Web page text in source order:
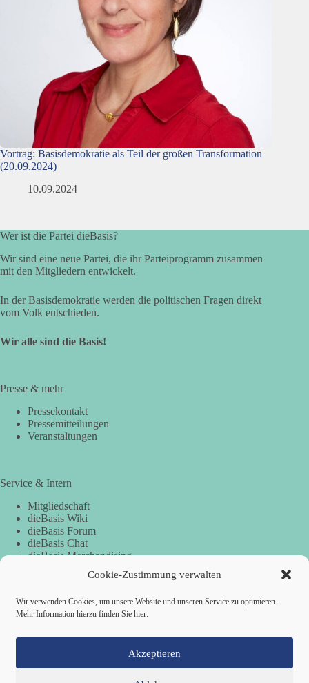
Cookie-Zustimmung verwalten
Wir verwenden Cookies, um unsere Website und unseren Service zu optimieren.
Mehr Information hierzu finden Sie hier:
Akzeptieren
Vortrag: Basisdemokratie als Teil der großen Transformation
(20.09.2024)
10.09.2024
Wer ist die Partei dieBasis?
Wir sind eine neue Partei, die ihr Parteiprogramm zusammen
mit den Mitgliedern entwickelt.
In der Basisdemokratie werden die politischen Fragen direkt
vom Volk entschieden.
Wir alle sind die Basis!
Presse & mehr
Pressekontakt
Pressemitteilungen
Veranstaltungen
Service & Intern
Mitgliedschaft
dieBasis Wiki
dieBasis Forum
dieBasis Chat
dieBasis Merchandising
Spenden